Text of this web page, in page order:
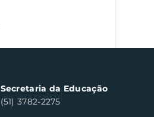
Secretaria da Educação
(51) 3782-2275